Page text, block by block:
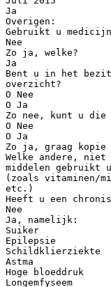
Ja
Overigen:
Gebruikt u
Nee
Zo ja, welke?
Ja
Bent u in het
overzicht?
O Nee
O Ja
Zo nee, kunt u die
O Nee
O Ja
Zo ja, graag kopie
Welke andere, niet
middelen gebruikt
(zoals vitaminen/
etc.)
Heeft u een
Nee
Ja, namelijk:
Suiker
Epilepsie
Schildklierziekte
Astma
Hoge bloeddruk
Longemfyseem